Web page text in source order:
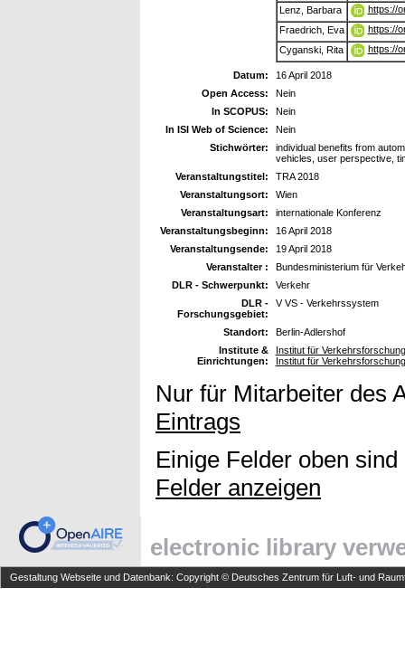
Lenz, Barbara
https://
Fraedrich, Eva
https://
Cyganski, Rita
https://
Datum:
16 April 2018
Open Access:
Nein
In SCOPUS:
Nein
In ISI Web of Science:
Nein
Stichwörter:
individual benefits from
vehicles, user perspective,
Veranstaltungstitel:
TRA 2018
Veranstaltungsort:
Wien
Veranstaltungsart:
internationale Konferenz
Veranstaltungsbeginn:
16 April 2018
Veranstaltungsende:
19 April 2018
Veranstalter :
Bundesministerium für
DLR - Schwerpunkt:
Verkehr
DLR -
Forschungsgebiet:
V VS - Verkehrssystem
Standort:
Berlin-Adlershof
Institute &
Einrichtungen:
Institut für
Institut für
Nur für Mitarbeiter des
Eintrags
Einige Felder oben
Felder anzeigen
electronic library
Gestaltung Webseite und Datenbank: Copyright © Deutsches Zentrum für Luft- und